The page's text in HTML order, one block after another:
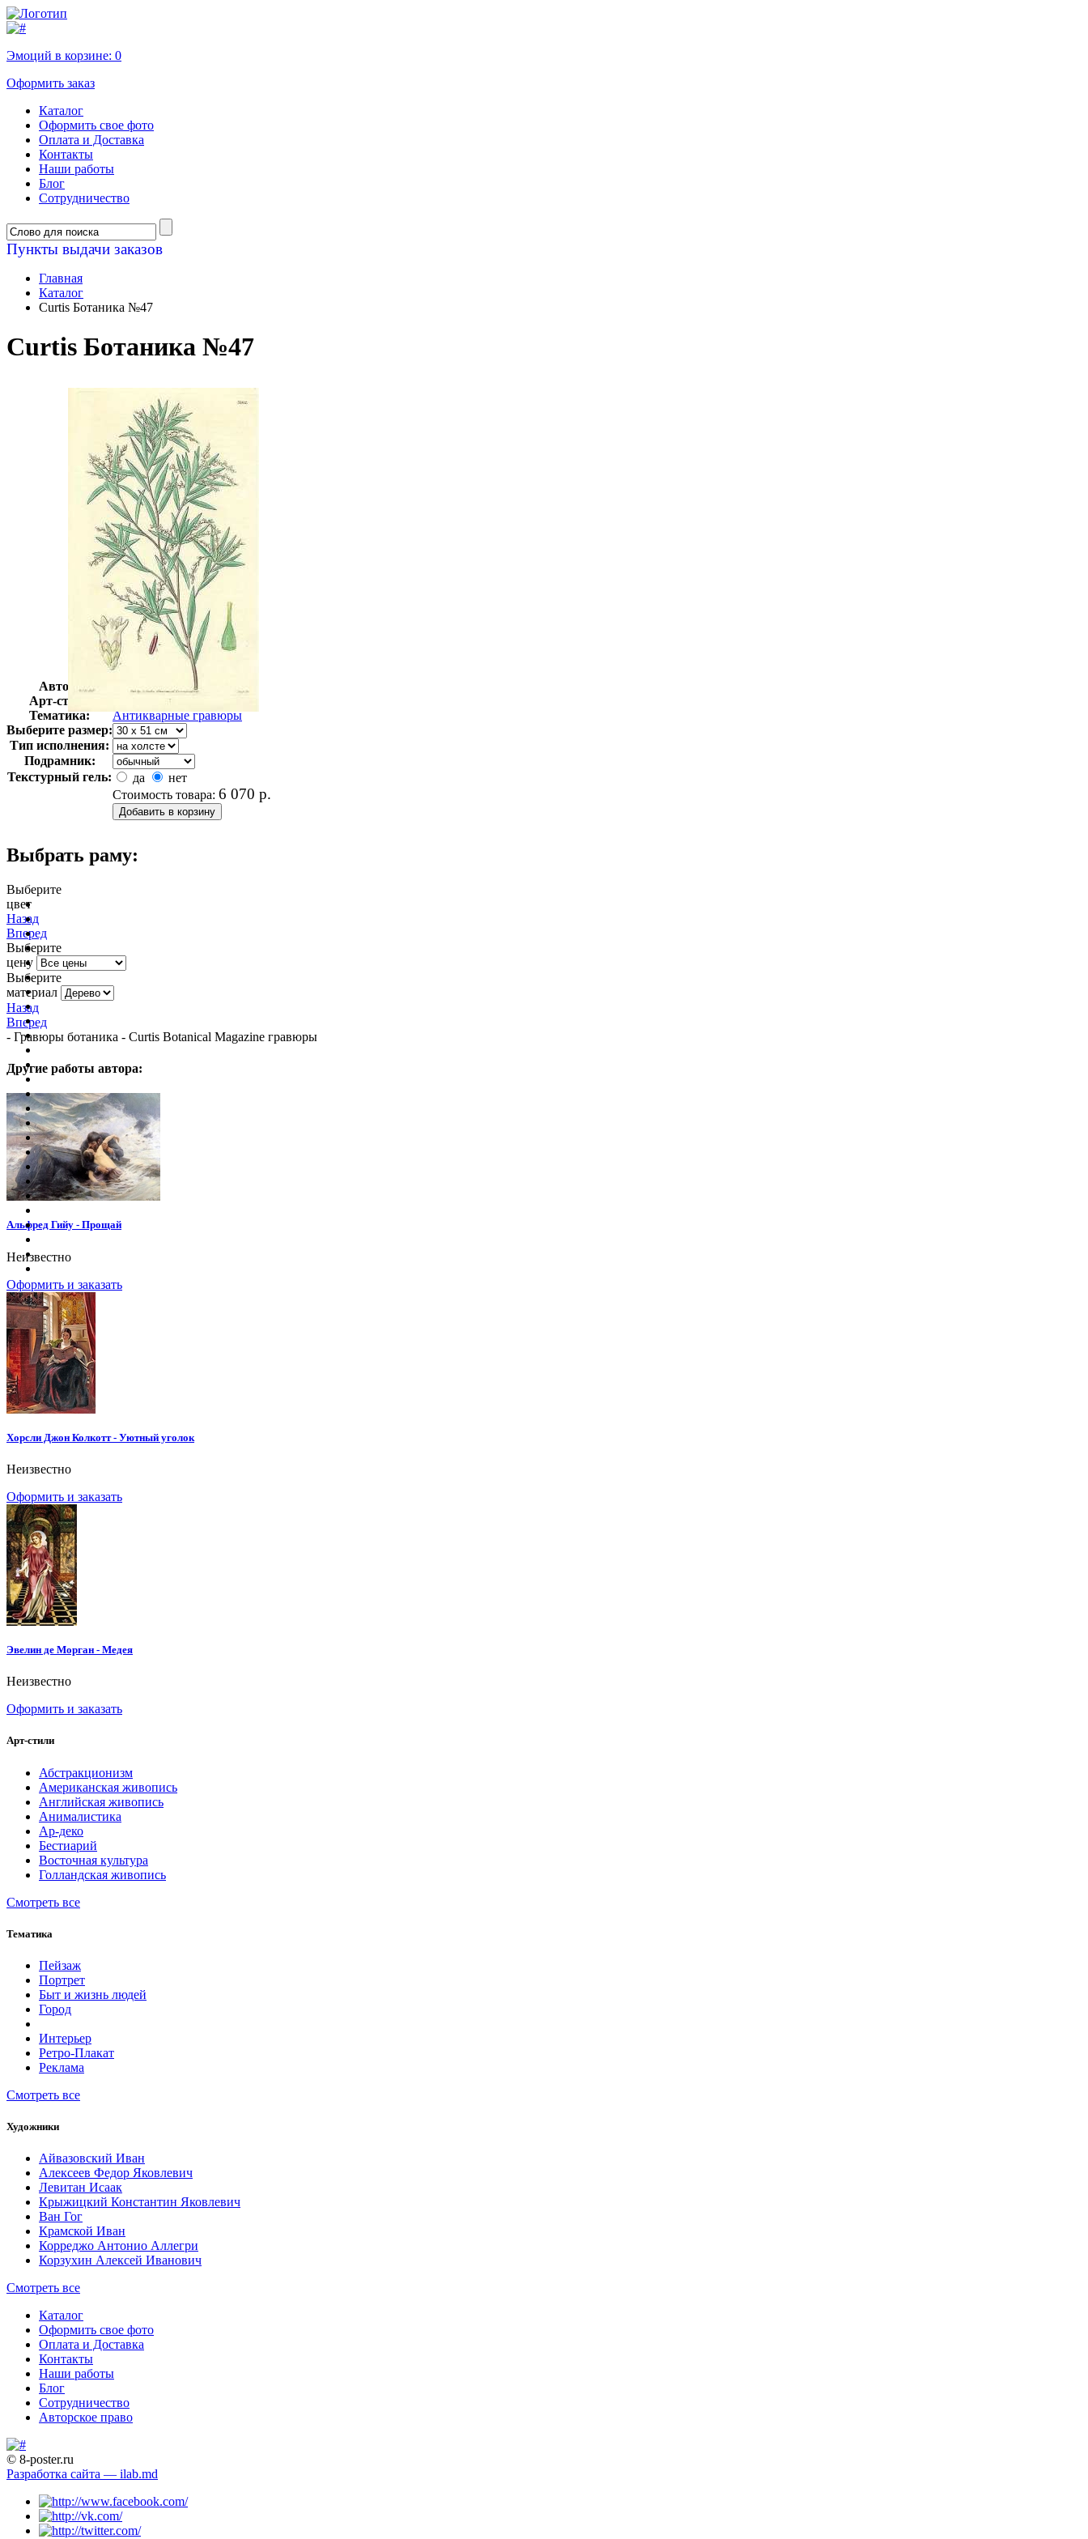
Эмоций в корзине: 0
Оформить заказ
Каталог
Оформить свое фото
Оплата и Доставка
Контакты
Наши работы
Блог
Сотрудничество
Пункты выдачи заказов
Главная
Каталог
Curtis Ботаника №47
Curtis Ботаника №47
Автор:
Арт-стиль
Тематика:
Антикварные гравюры
Выберите размер:
Тип исполнения:
Подрамник:
Текстурный гель:
да
нет
Стоимость товара: 6 070 р.
Выбрать раму:
Выберите
цвет
Назад
Вперед
Выберите
цену
Выберите
материал
Назад
Вперед
- Гравюры ботаника - Curtis Botanical Magazine гравюры
Другие работы автора:
Альфред Гийу - Прощай
Неизвестно
Оформить и заказать
Хорсли Джон Колкотт - Уютный уголок
Неизвестно
Оформить и заказать
Эвелин де Морган - Медея
Неизвестно
Оформить и заказать
Арт-стили
Абстракционизм
Американская живопись
Английская живопись
Анималистика
Ар-деко
Бестиарий
Восточная культура
Голландская живопись
Смотреть все
Тематика
Пейзаж
Портрет
Быт и жизнь людей
Город
Интерьер
Ретро-Плакат
Реклама
Смотреть все
Художники
Айвазовский Иван
Алексеев Федор Яковлевич
Левитан Исаак
Крыжицкий Константин Яковлевич
Ван Гог
Крамской Иван
Корреджо Антонио Аллегри
Корзухин Алексей Иванович
Смотреть все
Каталог
Оформить свое фото
Оплата и Доставка
Контакты
Наши работы
Блог
Сотрудничество
Авторское право
© 8-poster.ru
Разработка сайта — ilab.md